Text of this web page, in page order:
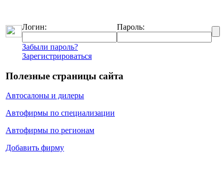
Логин: Пароль:
Забыли пароль?
Зарегистрироваться
Полезные страницы сайта
Автосалоны и дилеры
Автофирмы по специализации
Автофирмы по регионам
Добавить фирму